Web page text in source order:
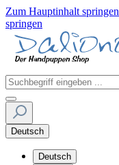
Zum Hauptinhalt springen
springen
Deutsch
Deutsch